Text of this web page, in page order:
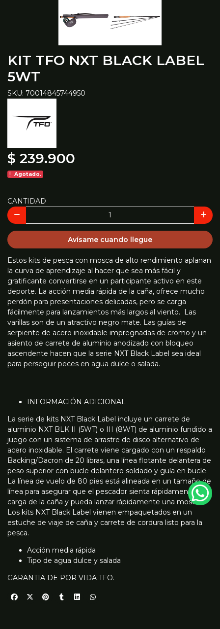
KIT TFO NXT BLACK LABEL
5WT
SKU: 70014845744950
$ 239.900
Agotado.
CANTIDAD
Avísame cuando llegue
Estos kits de pesca con mosca de alto rendimiento aplanan
la curva de aprendizaje al hacer que sea más fácil y
gratificante convertirse en un participante activo en este
deporte. La acción media rápida de la caña, ofrece mucho
perdón para presentaciones delicadas, pero se carga
fácilmente para lanzamientos más largos al viento. Las
varillas son de un atractivo negro mate. Las guías de
serpiente de acero inoxidable impregnadas de cromo y un
asiento de carrete de aluminio anodizado con bloqueo
ascendente hacen que la serie NXT Black Label sea ideal
para perseguir peces en agua dulce o salada.
INFORMACIÓN ADICIONAL
La serie de kits NXT Black Label incluye un carrete de
aluminio NXT BLK II (5WT) o III (8WT) de aluminio fundido a
juego con un sistema de arrastre de disco alternativo de
acero inoxidable. El carrete viene cargado con un respaldo
Backing/Dacron de 20 libras, una línea flotante delantera de
peso superior con bucle delantero soldado y guía en bucle.
La línea de vuelo de 80 pies está alineada en un tamaño de
línea para asegurar que el pescador sienta rápidamente la
carga de la caña y pueda lanzar rápidamente una mosca.
Los kits NXT Black Label vienen empaquetados en un
estuche de viaje de caña y carrete de cordura listo para la
pesca.
Acción media rápida
Tipo de agua dulce y salada
GARANTIA DE POR VIDA TFO.